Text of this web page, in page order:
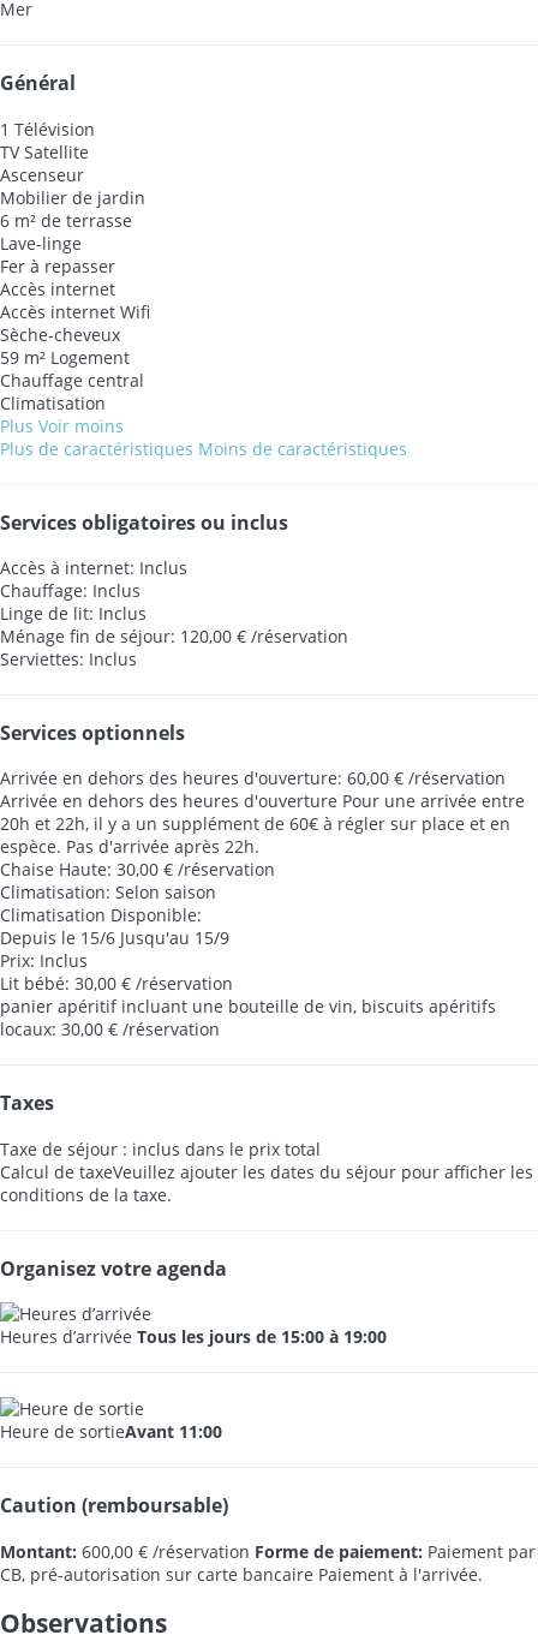
Mer
Général
1 Télévision
TV Satellite
Ascenseur
Mobilier de jardin
6 m² de terrasse
Lave-linge
Fer à repasser
Accès internet
Accès internet Wifi
Sèche-cheveux
59 m² Logement
Chauffage central
Climatisation
Plus Voir moins
Plus de caractéristiques Moins de caractéristiques
Services obligatoires ou inclus
Accès à internet: Inclus
Chauffage: Inclus
Linge de lit: Inclus
Ménage fin de séjour: 120,00 € /réservation
Serviettes: Inclus
Services optionnels
Arrivée en dehors des heures d'ouverture: 60,00 € /réservation
Arrivée en dehors des heures d'ouverture Pour une arrivée entre
20h et 22h, il y a un supplément de 60€ à régler sur place et en
espèce. Pas d'arrivée après 22h.
Chaise Haute: 30,00 € /réservation
Climatisation: Selon saison
Climatisation Disponible:
Depuis le 15/6 Jusqu'au 15/9
Prix: Inclus
Lit bébé: 30,00 € /réservation
panier apéritif incluant une bouteille de vin, biscuits apéritifs
locaux: 30,00 € /réservation
Taxes
Taxe de séjour : inclus dans le prix total
Calcul de taxeVeuillez ajouter les dates du séjour pour afficher les
conditions de la taxe.
Organisez votre agenda
Heures d’arrivée Tous les jours de 15:00 à 19:00
Heure de sortieAvant 11:00
Caution (remboursable)
Montant: 600,00 € /réservation Forme de paiement: Paiement par
CB, pré-autorisation sur carte bancaire Paiement à l'arrivée.
Observations